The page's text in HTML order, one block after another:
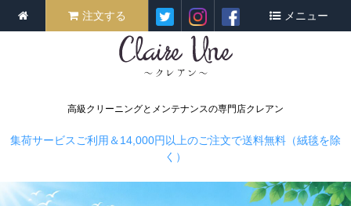
高級クリーニングとメンテナンスの専門店クレアン
注文する メニュー
集荷サービスご利用＆14,000円以上のご注文で送料無料（絨毯を除
く）